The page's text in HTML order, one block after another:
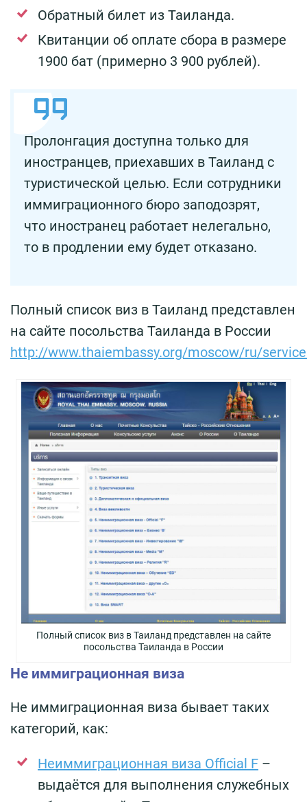
Обратный билет из Таиланда.
Квитанции об оплате сбора в размере
1900 бат (примерно 3 900 рублей).
Пролонгация доступна только для
иностранцев, приехавших в Таиланд с
туристической целью. Если сотрудники
иммиграционного бюро заподозрят,
что иностранец работает нелегально,
то в продлении ему будет отказано.
Полный список виз в Таиланд представлен
на сайте посольства Таиланда в России
http://www.thaiembassy.org/moscow/ru/
Полный список виз в Таиланд представлен на сайте
посольства Таиланда в России
Не иммиграционная виза
Не иммиграционная виза бывает таких
категорий, как:
Неиммиграционная виза Official F –
выдаётся для выполнения служебных